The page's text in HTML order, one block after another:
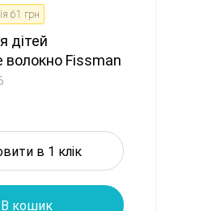
61 грн
дітей
волокно Fissman
в 1 клік
В кошик